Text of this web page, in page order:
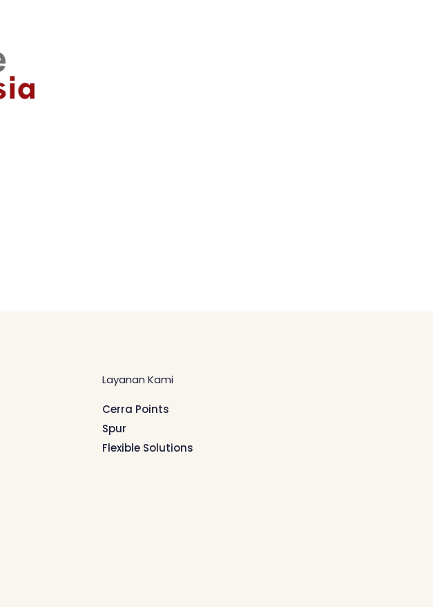
Layanan Kami
Cerra Points
Spur
Flexible Solutions